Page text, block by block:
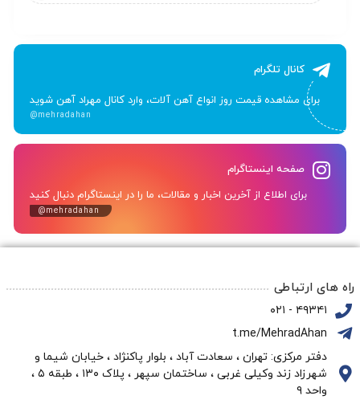
کانال تلگرام
برای مشاهده قیمت روز انواع آهن آلات، وارد کانال مهراد آهن شوید
@mehradahan
صفحه اینستاگرام
برای اطلاع از آخرین اخبار و مقالات، ما را در اینستاگرام دنبال کنید
@mehradahan
راه های ارتباطی
۴۹۳۴۱ - ۰۲۱
t.me/MehradAhan
دفتر مرکزی: تهران ، سعادت آباد ، بلوار پاکنژاد ، خیابان شیما و
شهرزاد زند وکیلی غربی ، ساختمان سپهر ، پلاک ۱۳۰ ، طبقه ۵ ،
واحد ۹